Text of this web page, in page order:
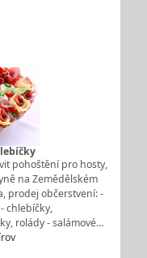
pohoštění pro hosty,
na Zemědělském
prodej občerstvení: -
chlebíčky,
rolády - salámové…